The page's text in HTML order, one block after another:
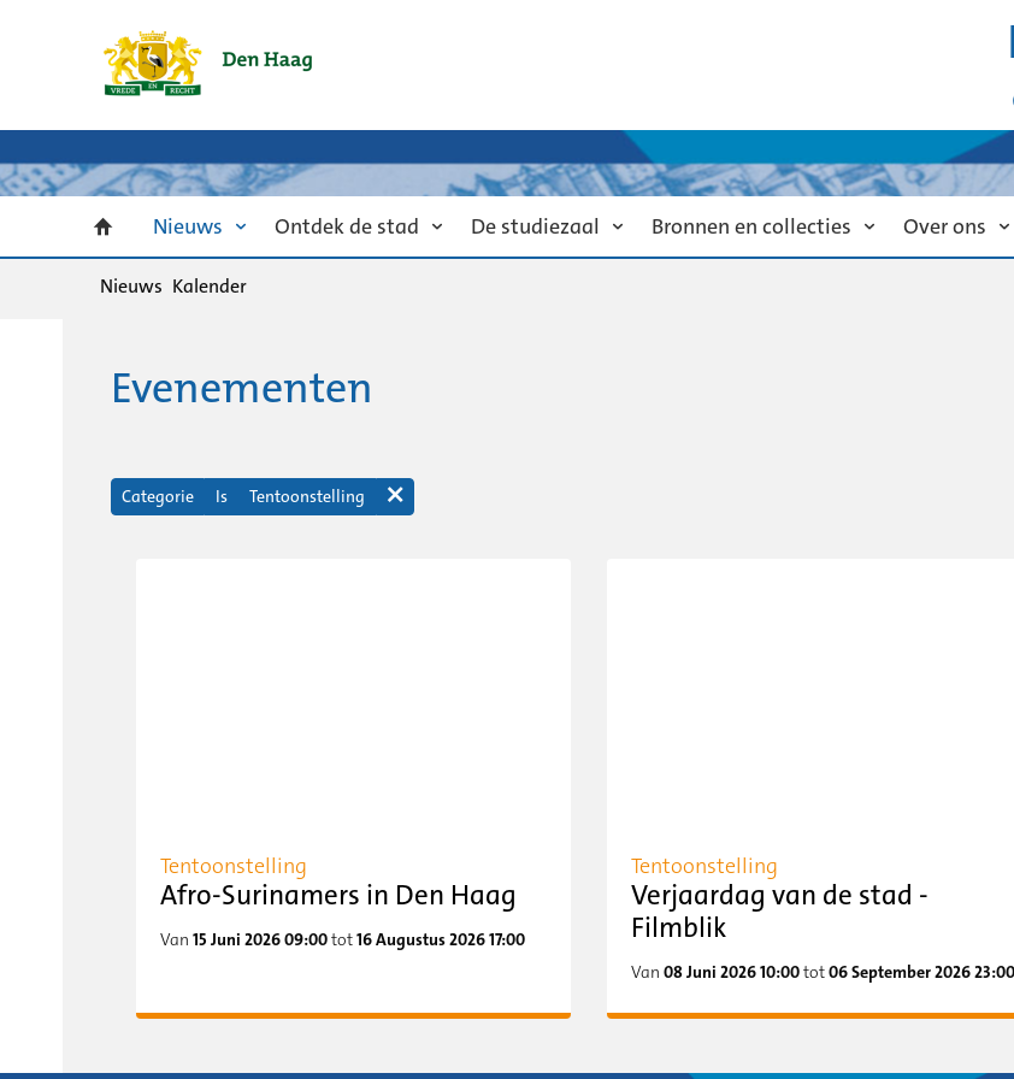
Nieuws Ontdek de stad De studiezaal Bronnen en collecties Over ons
Nieuws Kalender
Evenementen
Categorie Is Tentoonstelling
Tentoonstelling
Afro-Surinamers in Den Haag
Van 15 Juni 2026 09:00tot16 Augustus 2026 17:00
Tentoonstelling
Verjaardag van de stad -
Filmblik
Van 08 Juni 2026 10:00tot06 September 2026 23:00